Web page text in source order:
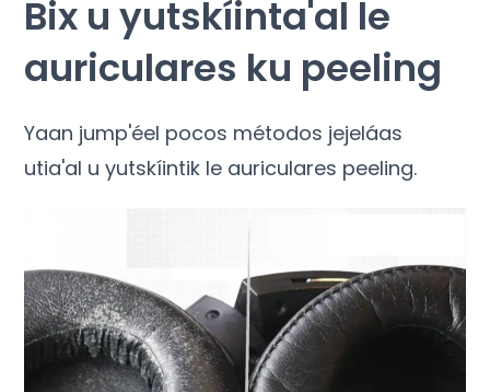
Bix u yutskíinta'al le
auriculares ku peeling
Yaan jump'éel pocos métodos jejeláas
utia'al u yutskíintik le auriculares peeling.